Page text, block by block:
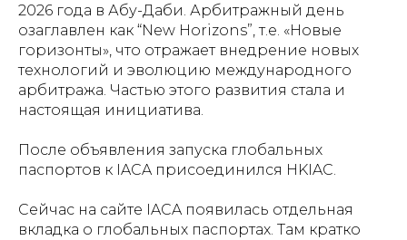
2026 года в Абу-Даби. Арбитражный день
озаглавлен как “New Horizons”, т.е. «Новые
горизонты», что отражает внедрение новых
технологий и эволюцию международного
арбитража. Частью этого развития стала и
настоящая инициатива.
После объявления запуска глобальных
паспортов к IACA присоединился HKIAC.
Сейчас на сайте IACA появилась отдельная
вкладка о глобальных паспортах. Там кратко